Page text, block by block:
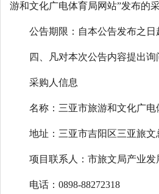
游和文化广电体育局网站”发布的采
公告期限：自本公告发布之日
四、凡对本次公告内容提出
采购人信息
名称：三亚市旅游和文化广电
地址：三亚市吉阳区三亚旅文
项目联系人：市旅文局产业发
电话：0898-88272318